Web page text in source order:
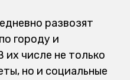
развозят
городу и
числе не только
но и социальные